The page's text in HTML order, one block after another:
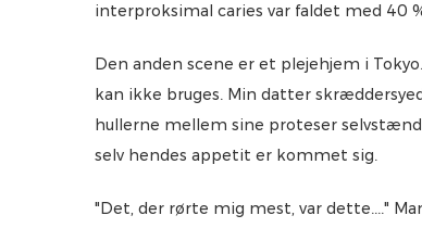
interproksimal caries var faldet med 40
Den anden scene er et plejehjem i
kan ikke bruges. Min datter
hullerne mellem sine proteser
selv hendes appetit er kommet sig.
"Det, der rørte mig mest, var dette...."